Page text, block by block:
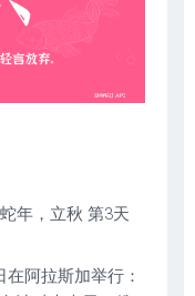
年，立秋 第3天
阿拉斯加举行：